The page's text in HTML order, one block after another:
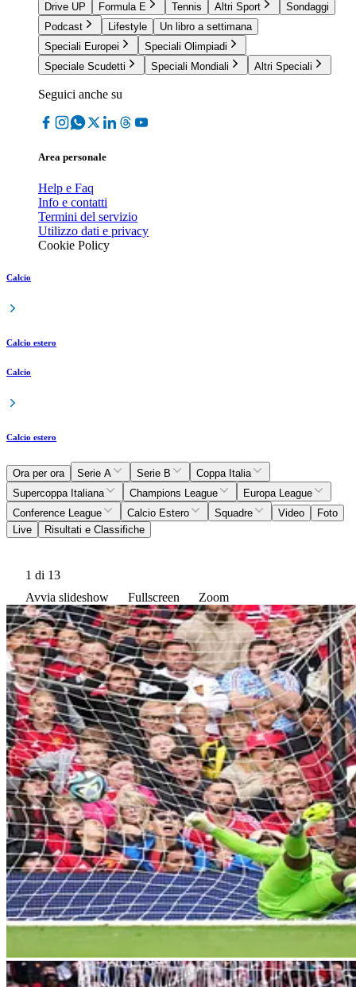
Drive UP
Formula E Tennis Altri Sport
Sondaggi
Podcast
Lifestyle
Un libro a settimana
Speciali Europei
Speciali Olimpiadi
Speciale Scudetti
Speciali Mondiali Altri Speciali
Seguici anche su
Area personale
Help e Faq
Info e contatti
Termini del servizio
Utilizzo dati e privacy
Cookie Policy
Calcio
Calcio estero
Calcio
Calcio estero
Ora per ora Serie A Serie B
Coppa Italia
Supercoppa Italiana
Champions League
Europa League
Conference League
Calcio Estero Squadre Video
Foto
Live
Risultati e Classifiche
1 di 13
Avvia slideshow
Fullscreen Zoom